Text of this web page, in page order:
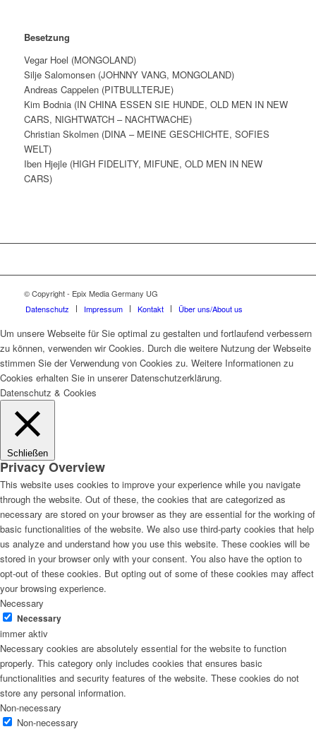
Besetzung
Vegar Hoel (MONGOLAND)
Silje Salomonsen (JOHNNY VANG, MONGOLAND)
Andreas Cappelen (PITBULLTERJE)
Kim Bodnia (IN CHINA ESSEN SIE HUNDE, OLD MEN IN NEW
CARS, NIGHTWATCH – NACHTWACHE)
Christian Skolmen (DINA – MEINE GESCHICHTE, SOFIES
WELT)
Iben Hjejle (HIGH FIDELITY, MIFUNE, OLD MEN IN NEW
CARS)
© Copyright - Epix Media Germany UG
Datenschutz
Impressum Kontakt Über uns/About us
Um unsere Webseite für Sie optimal zu gestalten und fortlaufend verbessern
zu können, verwenden wir Cookies. Durch die weitere Nutzung der Webseite
stimmen Sie der Verwendung von Cookies zu. Weitere Informationen zu
Cookies erhalten Sie in unserer Datenschutzerklärung.
Datenschutz & Cookies
Schließen
Privacy Overview
This website uses cookies to improve your experience while you navigate
through the website. Out of these, the cookies that are categorized as
necessary are stored on your browser as they are essential for the working of
basic functionalities of the website. We also use third-party cookies that help
us analyze and understand how you use this website. These cookies will be
stored in your browser only with your consent. You also have the option to
opt-out of these cookies. But opting out of some of these cookies may affect
your browsing experience.
Necessary
Necessary
immer aktiv
Necessary cookies are absolutely essential for the website to function
properly. This category only includes cookies that ensures basic
functionalities and security features of the website. These cookies do not
store any personal information.
Non-necessary
Non-necessary